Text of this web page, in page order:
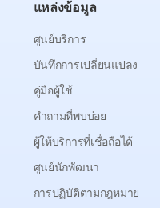
แหล่งข้อมูล
ศูนย์บริการ
บันทึกการเปลี่ยนแปลง
คู่มือผู้ใช้
คำถามที่พบบ่อย
ผู้ให้บริการที่เชื่อถือได้
ศูนย์นักพัฒนา
การปฏิบัติตามกฎหมาย